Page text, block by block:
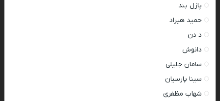
پازل بند
حمید هیراد
د دن
دانوش
سامان جلیلی
سینا پارسیان
شهاب مظفری